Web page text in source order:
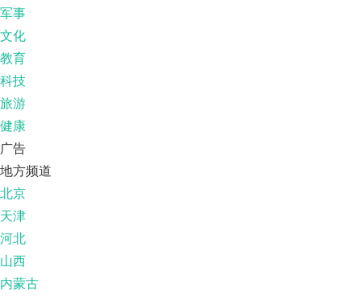
军事
文化
教育
科技
旅游
健康
广告
地方频道
北京
天津
河北
山西
内蒙古